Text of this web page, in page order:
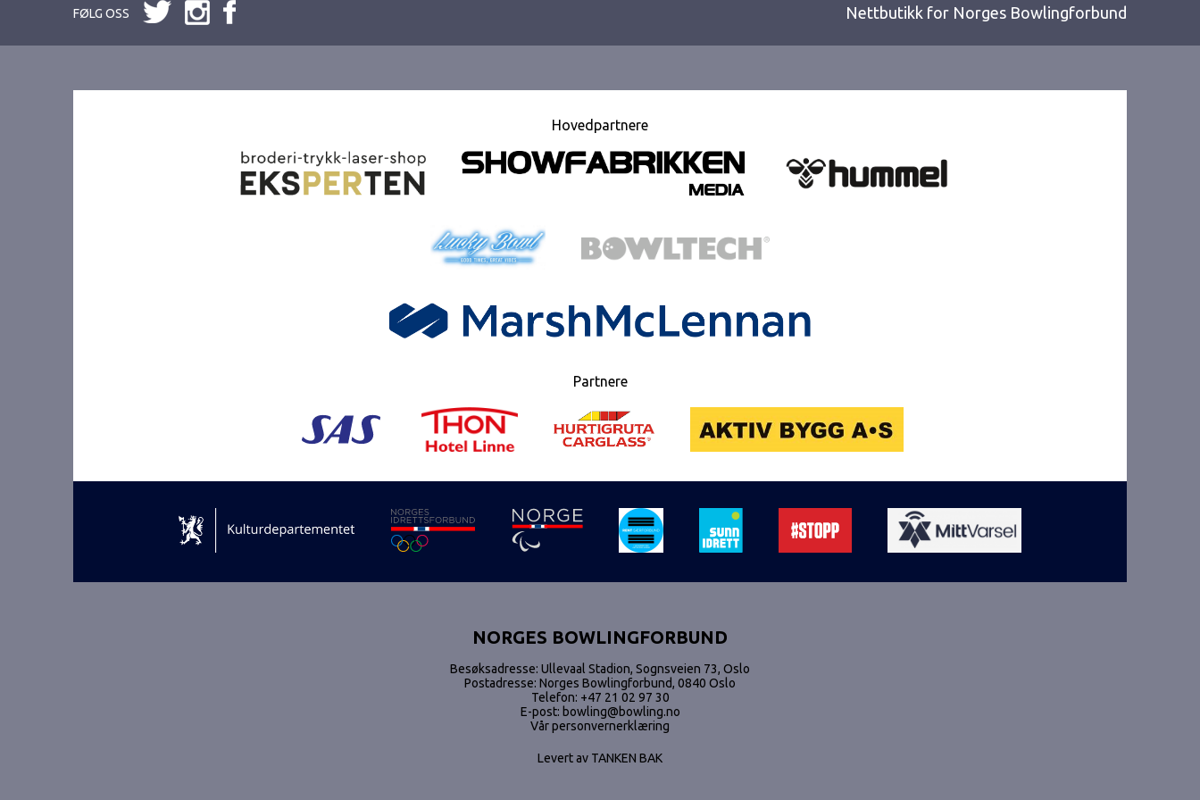
FØLG OSS Nettbutikk for Norges Bowlingforbund
Hovedpartnere
Partnere
NORGES BOWLINGFORBUND
Besøksadresse: Ullevaal Stadion, Sognsveien 73, Oslo
Postadresse: Norges Bowlingforbund, 0840 Oslo
Telefon: +47 21 02 97 30
E-post: bowling@bowling.no
Vår personvernerklæring
Levert av TANKEN BAK